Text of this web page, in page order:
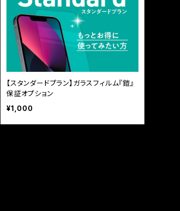
【スタンダードプラン】ガラスフィルム『鎧』
保証オプション
¥1,000